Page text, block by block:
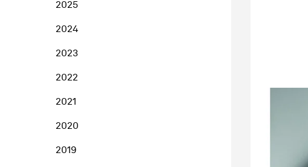
2025
2024
2023
2022
2021
2020
2019